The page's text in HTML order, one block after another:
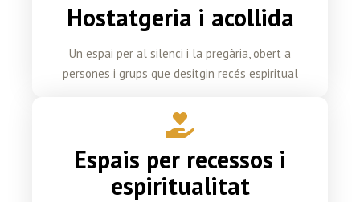
Hostatgeria i acollida
Un espai per al silenci i la pregària, obert a
persones i grups que desitgin recés espiritual
Espais per recessos i
espiritualitat